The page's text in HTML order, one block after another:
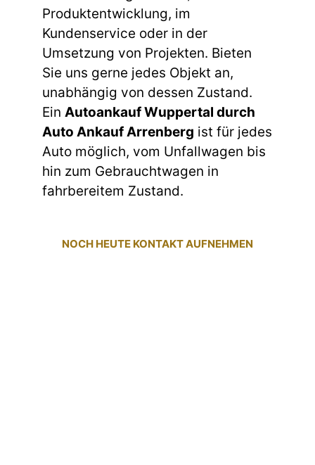
Produktentwicklung, im
Kundenservice oder in der
Umsetzung von Projekten. Bieten
Sie uns gerne jedes Objekt an,
unabhängig von dessen Zustand.
Ein Autoankauf Wuppertal durch
Auto Ankauf Arrenberg ist für jedes
Auto möglich, vom Unfallwagen bis
hin zum Gebrauchtwagen in
fahrbereitem Zustand.
NOCH HEUTE KONTAKT AUFNEHMEN